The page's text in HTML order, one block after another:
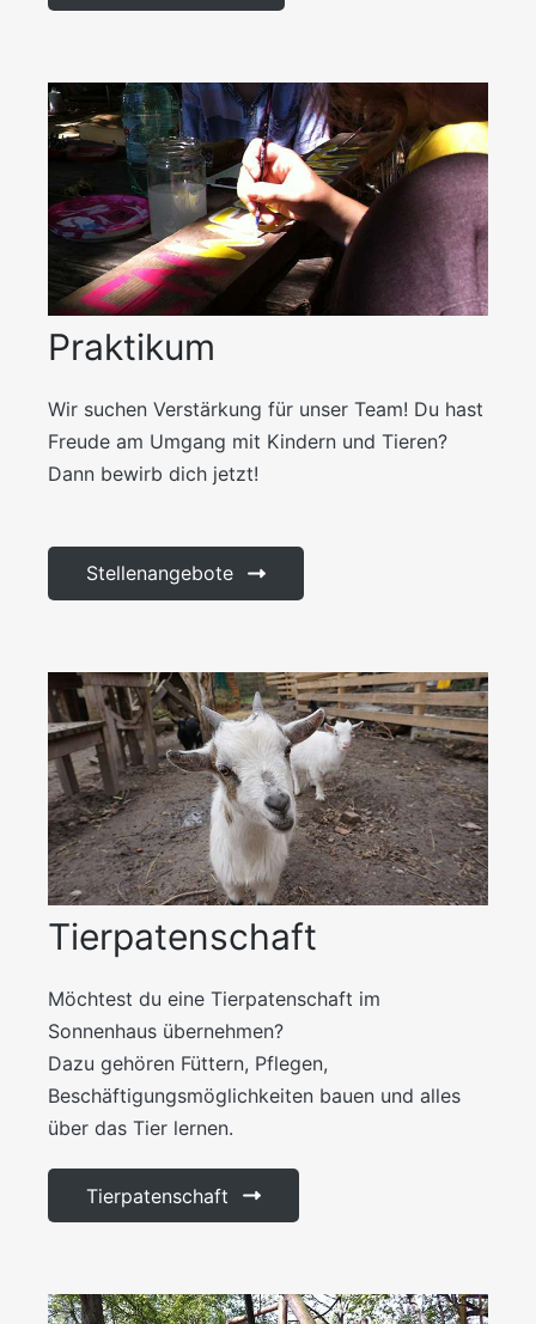
Praktikum
Wir suchen Verstärkung für unser Team! Du hast
Freude am Umgang mit Kindern und Tieren?
Dann bewirb dich jetzt!
Stellenangebote
Tierpatenschaft
Möchtest du eine Tierpatenschaft im
Sonnenhaus übernehmen?
Dazu gehören Füttern, Pflegen,
Beschäftigungsmöglichkeiten bauen und alles
über das Tier lernen.
Tierpatenschaft